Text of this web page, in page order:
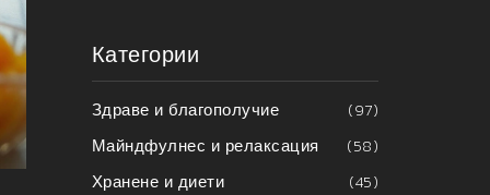
Категории
Здраве и благополучие
(97)
Майндфулнес и релаксация
(58)
Хранене и диети
(45)